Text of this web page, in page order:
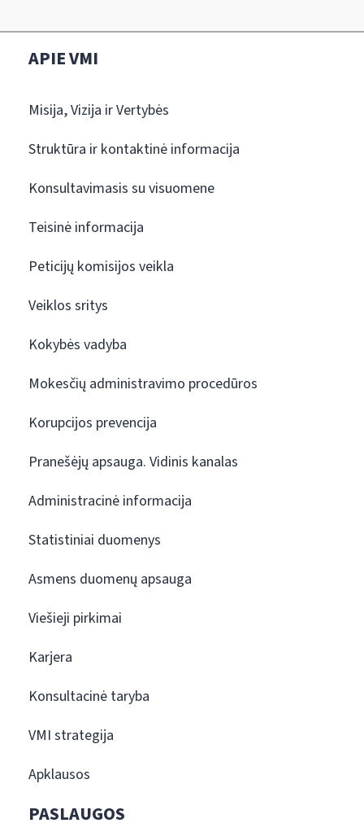
APIE VMI
Misija, Vizija ir Vertybės
Struktūra ir kontaktinė informacija
Konsultavimasis su visuomene
Teisinė informacija
Peticijų komisijos veikla
Veiklos sritys
Kokybės vadyba
Mokesčių administravimo procedūros
Korupcijos prevencija
Pranešėjų apsauga. Vidinis kanalas
Administracinė informacija
Statistiniai duomenys
Asmens duomenų apsauga
Viešieji pirkimai
Karjera
Konsultacinė taryba
VMI strategija
Apklausos
PASLAUGOS